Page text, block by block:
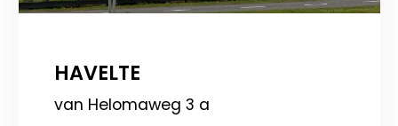
HAVELTE
van Helomaweg 3 a